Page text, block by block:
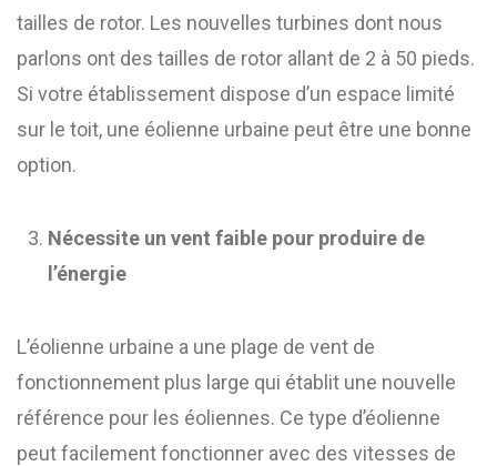
tailles de rotor. Les nouvelles turbines dont nous
parlons ont des tailles de rotor allant de 2 à 50 pieds.
Si votre établissement dispose d’un espace limité
sur le toit, une éolienne urbaine peut être une bonne
option.
Nécessite un vent faible pour produire de
l’énergie
L’éolienne urbaine a une plage de vent de
fonctionnement plus large qui établit une nouvelle
référence pour les éoliennes. Ce type d’éolienne
peut facilement fonctionner avec des vitesses de